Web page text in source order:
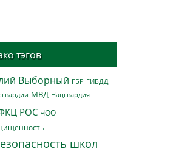
тэгов
Выборный ГБР ГИБДД
МВД Нацгвардия
РОС ЧОО
школ